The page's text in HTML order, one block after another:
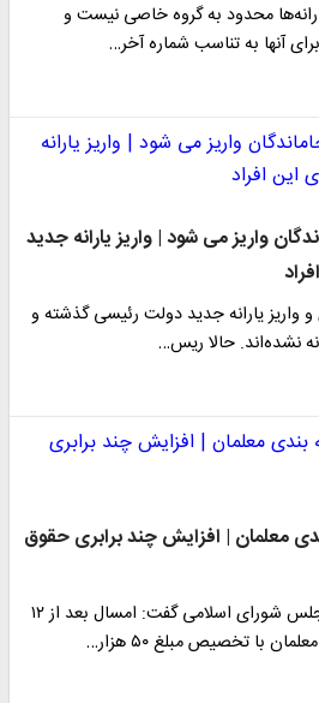
محدود به گروه خاصی نیست و
آنها به تناسب شماره آخر…
واریز می شود | واریز یارانه جدید
یارانه جدید دولت رئیسی گذشته و
نشده‌اند. حالا ریس…
معلمان | افزایش چند برابری حقوق
​ماینده مردم گنبدکاووس در مجلس شورای اسلامی گفت: امسال بعد از ۱۲
با تخصیص مبلغ ۵۰ هزار…